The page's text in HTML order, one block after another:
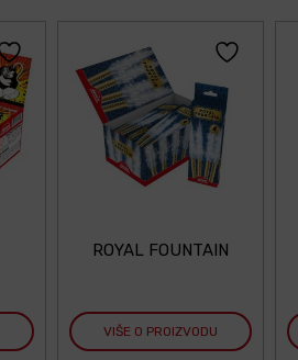
ROYAL FOUNTAIN
VIŠE O PROIZVODU